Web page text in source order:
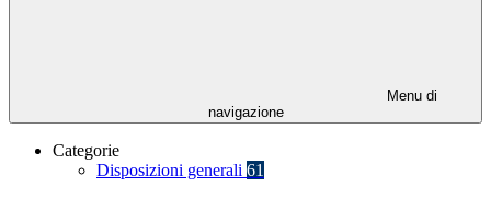
Menu di
navigazione
Categorie
Disposizioni generali 61